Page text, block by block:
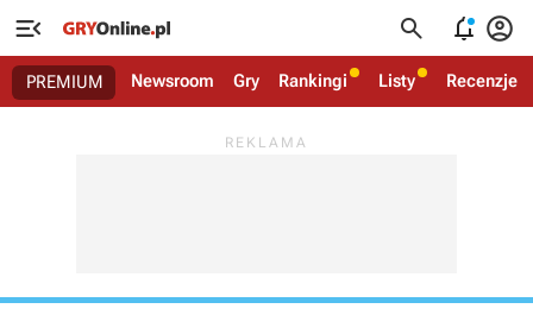
   
PREMIUM Newsroom Gry Rankingi Listy Recenzje